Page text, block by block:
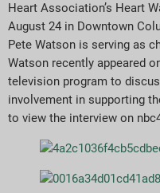
Heart Association’s Heart
August 24 in Downtown
Pete Watson is serving as
Watson recently appeared
television program to
involvement in supporting
to view the interview on